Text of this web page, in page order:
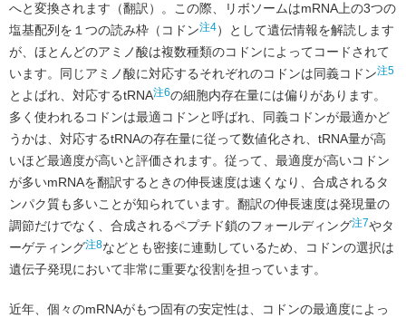
へと変換されます（翻訳）。この際、リボソームはmRNA上の3つの
塩基配列を１つの読み枠（コドン注4）として遺伝情報を解読します
が、ほとんどのアミノ酸は複数種類のコドンによってコードされて
います。同じアミノ酸に対応するそれぞれのコドンは同義コドン注5
とよばれ、対応するtRNA注6の細胞内存在量には偏りがあります。
多く使われるコドンは最適コドンと呼ばれ、同義コドンが最適かど
うかは、対応するtRNAの存在量に従って数値化され、tRNA量が高
いほど最適度が高いと評価されます。従って、最適度が高いコドン
が多いmRNAを翻訳するときの伸長速度は速くなり、合成されるタ
ンパク質も多いことが知られています。翻訳の伸長速度は発現量の
調節だけでなく、合成されるペプチド鎖のフォールディング注7やタ
ーゲティング注8などとも密接に連動しているため、コドンの選択は
遺伝子発現において非常に重要な役割を担っています。
近年、個々のmRNAがもつ固有の安定性は、コドンの最適度によっ